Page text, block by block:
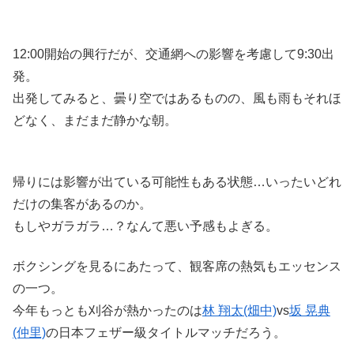
12:00開始の興行だが、交通網への影響を考慮して9:30出
発。
出発してみると、曇り空ではあるものの、風も雨もそれほ
どなく、まだまだ静かな朝。
帰りには影響が出ている可能性もある状態…いったいどれ
だけの集客があるのか。
もしやガラガラ…？なんて悪い予感もよぎる。
ボクシングを見るにあたって、観客席の熱気もエッセンス
の一つ。
今年もっとも刈谷が熱かったのは林 翔太(畑中)vs坂 晃典
(仲里)の日本フェザー級タイトルマッチだろう。